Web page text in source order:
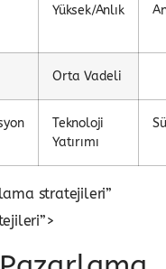
Yüksek/Anlık
Orta Vadeli
Teknoloji
Yatırımı
”